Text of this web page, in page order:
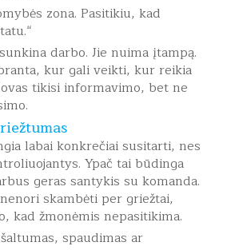
zona. Pasitikiu, kad
darbo. Jie nuima įtampą.
kur gali veikti, kur reikia
tikisi informavimo, bet ne
labai konkrečiai susitarti, nes
Ypač tai būdinga
geras santykis su komanda.
skambėti per griežtai,
kad žmonėmis nepasitikima.
spaudimas ar